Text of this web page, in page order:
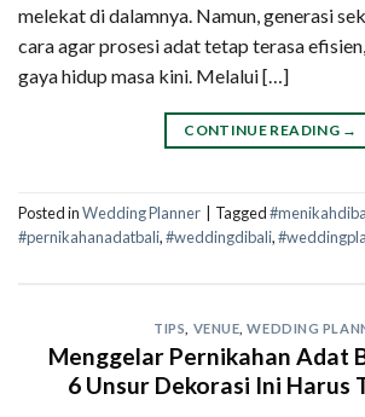
melekat di dalamnya. Namun, generasi
cara agar prosesi adat tetap terasa
gaya hidup masa kini. Melalui […]
CONTINUE READING →
Posted inWedding Planner Tagged
#pernikahanadatbali,#weddingdibali,
TIPS VENUE ,WEDDING
Menggelar Pernikahan Adat
6 Unsur Dekorasi Ini Harus